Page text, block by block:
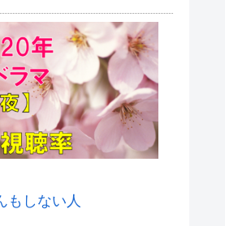
もしない人